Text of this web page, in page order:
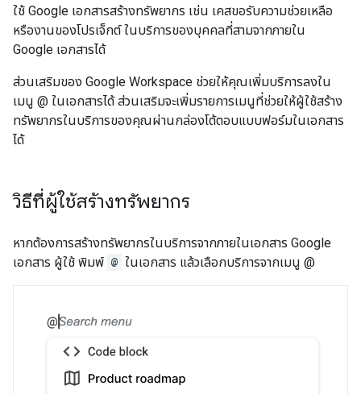
ใช้ Google เอกสารสร้างทรัพยากร เช่น เคสขอรับความช่วยเหลือ
หรืองานของโปรเจ็กต์ ในบริการของบุคคลที่สามจากภายใน
Google เอกสารได้
ส่วนเสริมของ Google Workspace ช่วยให้คุณเพิ่มบริการลงใน
เมนู @ ในเอกสารได้ ส่วนเสริมจะเพิ่มรายการเมนูที่ช่วยให้ผู้ใช้สร้าง
ทรัพยากรในบริการของคุณผ่านกล่องโต้ตอบแบบฟอร์มในเอกสาร
ได้
วิธีที่ผู้ใช้สร้างทรัพยากร
หากต้องการสร้างทรัพยากรในบริการจากภายในเอกสาร Google
เอกสาร ผู้ใช้ พิมพ์ @ ในเอกสาร แล้วเลือกบริการจากเมนู @